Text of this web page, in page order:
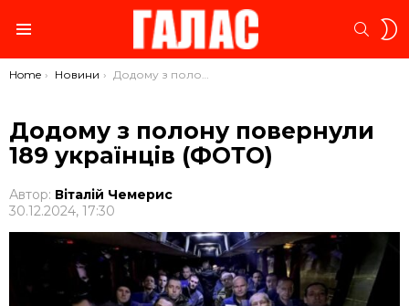
You are here:
Home Новини Додому з полону повернули 189 українців (ФОТО)
Додому з полону повернули
189 українців (ФОТО)
Автор: Віталій Чемерис
30.12.2024, 17:30